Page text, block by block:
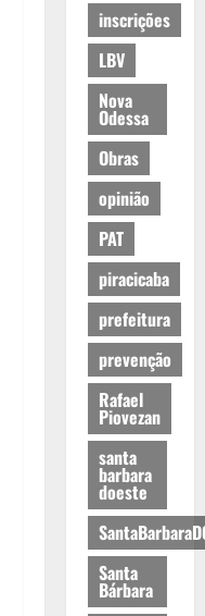
inscrições
LBV
Nova
Odessa
Obras
opinião
PAT
piracicaba
prefeitura
prevenção
Rafael
Piovezan
santa
barbara
doeste
Santa
Bárbara